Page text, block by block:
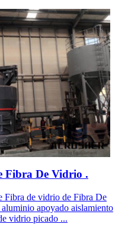
Fibra De Vidrio .
Fibra de vidrio de Fibra De
apoyado aislamiento
vidrio picado ...